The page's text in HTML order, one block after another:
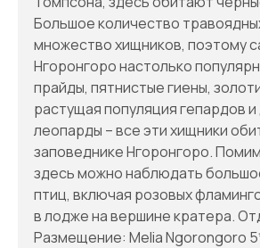
Большое количество
множество хищников, поэтому
Нгоронгоро настолько
прайды, пятнистые гиены,
растущая популяция гепардов
леопарды – все эти хищники
заповеднике Нгоронгоро.
здесь можно наблюдать
птиц, включая розовых
в лодже на вершине кратера.
Размещение: Melia Ngorongoro